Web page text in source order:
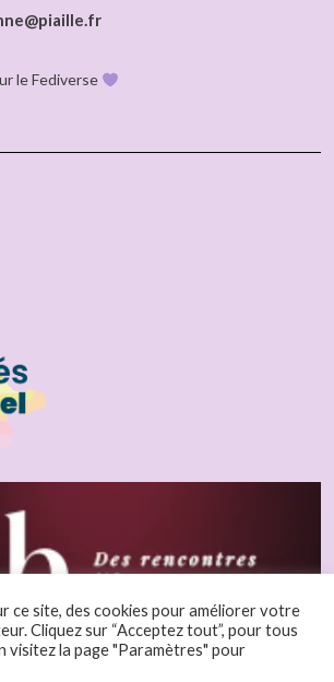
le Fediverse
ce site, des cookies pour améliorer votre
Cliquez sur “Acceptez tout”, pour tous
visitez la page "Paramètres" pour